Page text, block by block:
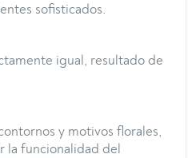
sofisticados.
igual, resultado de
y motivos florales,
la funcionalidad del